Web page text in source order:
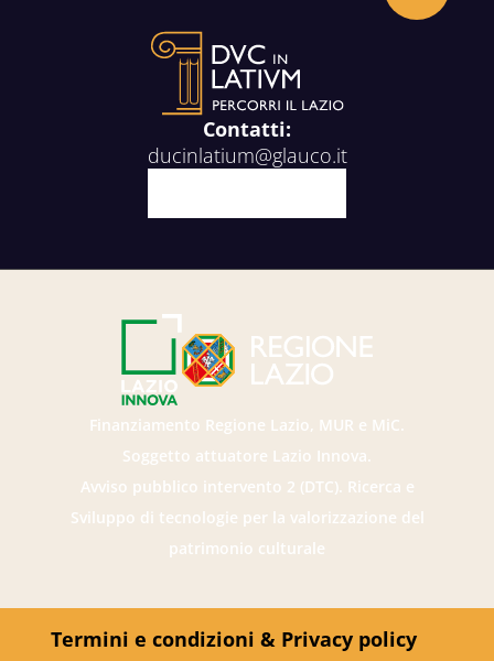
Contatti:
ducinlatium@glauco.it
Finanziamento Regione Lazio, MUR e MiC.
Soggetto attuatore Lazio Innova.
Avviso pubblico intervento 2 (DTC). Ricerca e
Sviluppo di tecnologie per la valorizzazione del
patrimonio culturale
Termini e condizioni & Privacy policy
Torna in alto